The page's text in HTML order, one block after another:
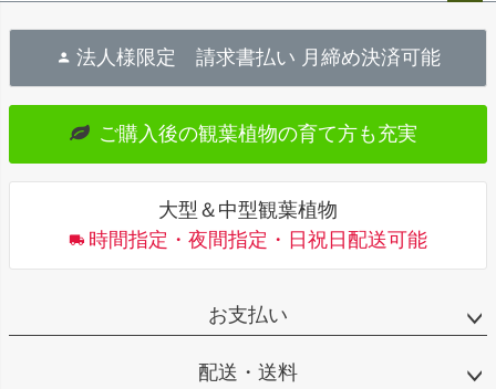
ト
プ
法人様限定 請求書払い 月締め決済可能
ご購入後の観葉植物の育て方も充実
大型＆中型観葉植物
時間指定・夜間指定・日祝日配送可能
お支払い
配送・送料